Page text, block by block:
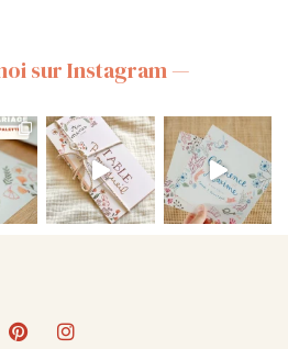
sur Instagram —